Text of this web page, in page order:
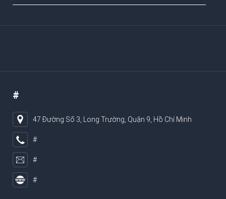
#
47 Đường Số 3, Long Trường, Quận 9, Hồ Chí Minh
#
#
#